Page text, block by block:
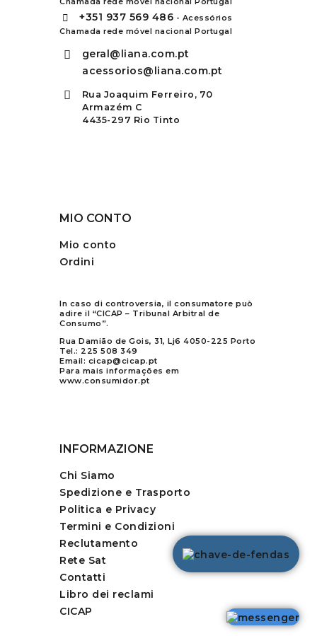
+351 937 569 486 - Acessórios
Chamada rede móvel nacional Portugal
geral@liana.com.pt
acessorios@liana.com.pt
Rua Joaquim Ferreiro, 70
Armazém C
4435-297 Rio Tinto
MIO CONTO
Mio conto
Ordini
In caso di controversia, il consumatore può
adire il “CICAP – Tribunal Arbitral de
Consumo”.
Rua Damião de Gois, 31, Lj6 4050-225 Porto
Tel.: 225 508 349
Email: cicap@cicap.pt
Para mais informações em
www.consumidor.pt
INFORMAZIONE
Chi Siamo
Spedizione e Trasporto
Politica e Privacy
Termini e Condizioni
Reclutamento
Rete Sat
Contatti
Libro dei reclami
CICAP